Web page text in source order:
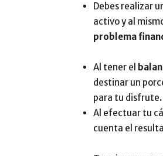
Debes realizar
activo y al
problema
Al tener el
destinar un
para tu disfrute.
Al efectuar tu
cuenta el